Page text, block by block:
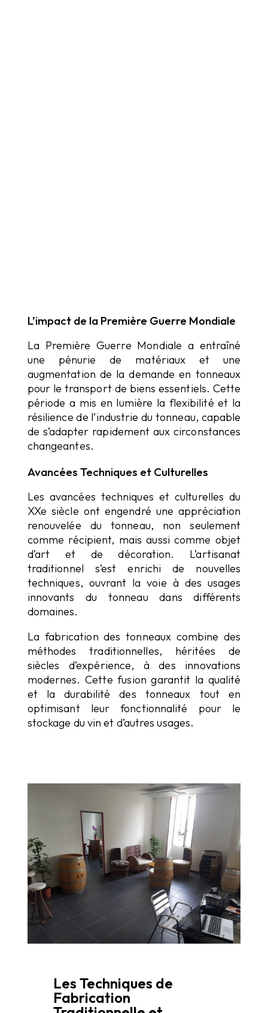
L’impact de la Première Guerre Mondiale
La Première Guerre Mondiale a entraîné
une pénurie de matériaux et une
augmentation de la demande en tonneaux
pour le transport de biens essentiels. Cette
période a mis en lumière la flexibilité et la
résilience de l’industrie du tonneau, capable
de s’adapter rapidement aux circonstances
changeantes.
Avancées Techniques et Culturelles
Les avancées techniques et culturelles du
XXe siècle ont engendré une appréciation
renouvelée du tonneau, non seulement
comme récipient, mais aussi comme objet
d’art et de décoration. L’artisanat
traditionnel s’est enrichi de nouvelles
techniques, ouvrant la voie à des usages
innovants du tonneau dans différents
domaines.
La fabrication des tonneaux combine des
méthodes traditionnelles, héritées de
siècles d’expérience, à des innovations
modernes. Cette fusion garantit la qualité
et la durabilité des tonneaux tout en
optimisant leur fonctionnalité pour le
stockage du vin et d’autres usages.
Les Techniques de
Fabrication